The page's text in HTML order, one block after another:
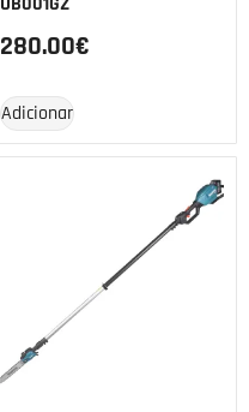
280.00€
Adicionar